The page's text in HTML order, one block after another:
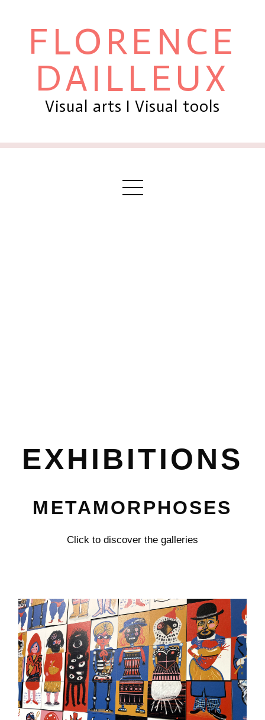
FLORENCE
DAILLEUX
Visual arts I Visual tools
EXHIBITIONS
METAMORPHOSES
Click to discover the galleries